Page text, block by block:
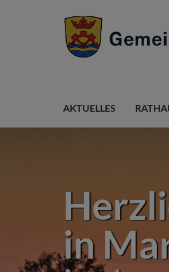
AKTUELLES
in